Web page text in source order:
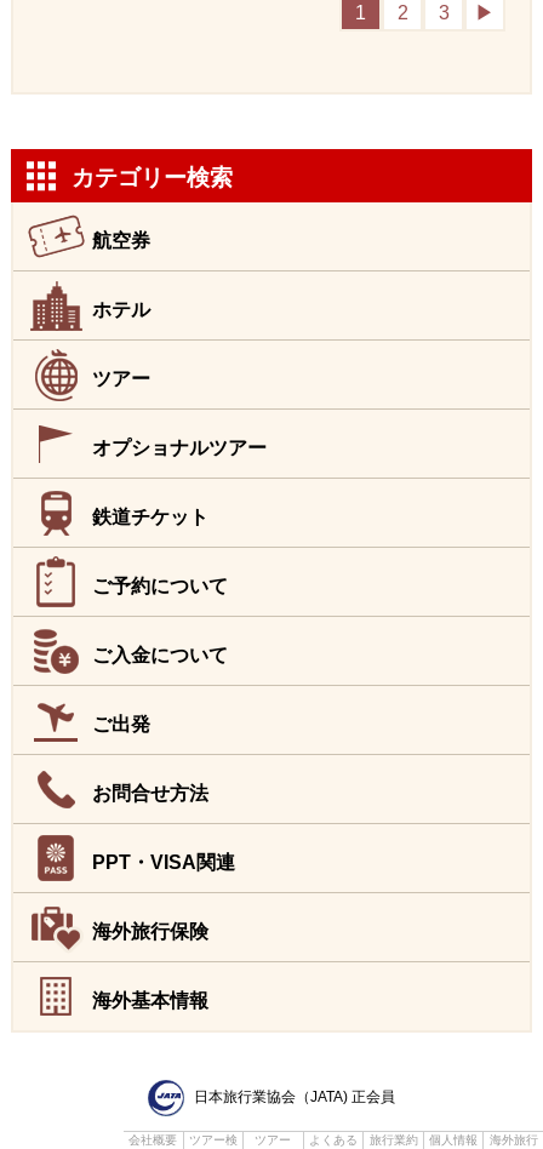
1 2 3 ▶
カテゴリー検索
航空券
ホテル
ツアー
オプショナルツアー
鉄道チケット
ご予約について
ご入金について
ご出発
お問合せ方法
PPT・VISA関連
海外旅行保険
海外基本情報
日本旅行業協会（JATA) 正会員
会社概要 ツアー検 ツアー よくある 旅行業約 個人情報 海外旅行